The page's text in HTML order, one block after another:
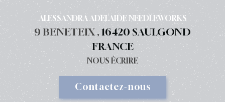
ALESSANDRA ADELAIDE NEEDLEWORKS
9 BENETEIX ,16420 SAULGOND
FRANCE
NOUS ÉCRIRE
Contactez-nous